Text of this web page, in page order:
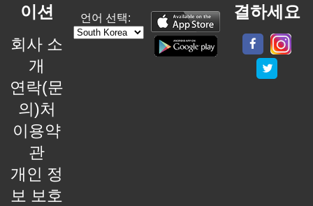
이션
회사 소
개
연락(문
의)처
이용약
관
개인 정
보 보호
언어 선택:
결하세요